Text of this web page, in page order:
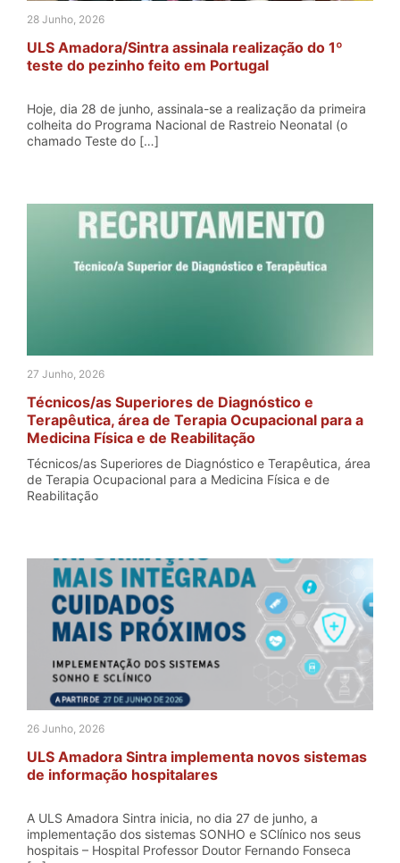
28 Junho, 2026
ULS Amadora/Sintra assinala realização do 1º
teste do pezinho feito em Portugal
Hoje, dia 28 de junho, assinala-se a realização da primeira
colheita do Programa Nacional de Rastreio Neonatal (o
chamado Teste do […]
27 Junho, 2026
Técnicos/as Superiores de Diagnóstico e
Terapêutica, área de Terapia Ocupacional para a
Medicina Física e de Reabilitação
Técnicos/as Superiores de Diagnóstico e Terapêutica, área
de Terapia Ocupacional para a Medicina Física e de
Reabilitação
26 Junho, 2026
ULS Amadora Sintra implementa novos sistemas
de informação hospitalares
A ULS Amadora Sintra inicia, no dia 27 de junho, a
implementação dos sistemas SONHO e SClínico nos seus
hospitais – Hospital Professor Doutor Fernando Fonseca